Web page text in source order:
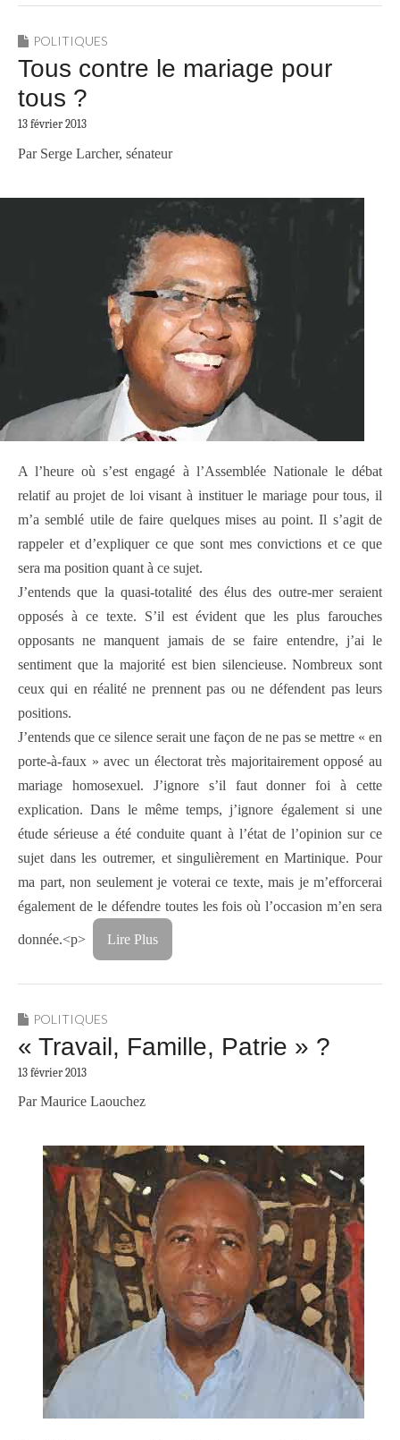
POLITIQUES
Tous contre le mariage pour
tous ?
13 février 2013
Par Serge Larcher, sénateur
A l’heure où s’est engagé à l’Assemblée Nationale le débat
relatif au projet de loi visant à instituer le mariage pour tous, il
m’a semblé utile de faire quelques mises au point. Il s’agit de
rappeler et d’expliquer ce que sont mes convictions et ce que
sera ma position quant à ce sujet.
J’entends que la quasi-totalité des élus des outre-mer seraient
opposés à ce texte. S’il est évident que les plus farouches
opposants ne manquent jamais de se faire entendre, j’ai le
sentiment que la majorité est bien silencieuse. Nombreux sont
ceux qui en réalité ne prennent pas ou ne défendent pas leurs
positions.
J’entends que ce silence serait une façon de ne pas se mettre « en
porte-à-faux » avec un électorat très majoritairement opposé au
mariage homosexuel. J’ignore s’il faut donner foi à cette
explication. Dans le même temps, j’ignore également si une
étude sérieuse a été conduite quant à l’état de l’opinion sur ce
sujet dans les outremer, et singulièrement en Martinique. Pour
ma part, non seulement je voterai ce texte, mais je m’efforcerai
également de le défendre toutes les fois où l’occasion m’en sera
donnée.<p> Lire Plus
POLITIQUES
« Travail, Famille, Patrie » ?
13 février 2013
Par Maurice Laouchez